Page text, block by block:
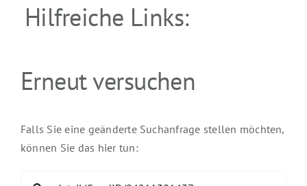
Hilfreiche Links:
Erneut versuchen
Falls Sie eine geänderte Suchanfrage stellen möchten,
können Sie das hier tun: